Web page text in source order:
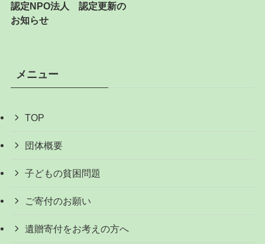
認定NPO法人 認定更新の
お知らせ
メニュー
TOP
団体概要
子どもの貧困問題
ご寄付のお願い
遺贈寄付をお考えの方へ